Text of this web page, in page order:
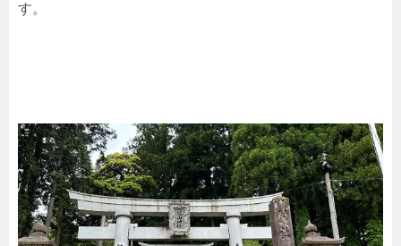
す。